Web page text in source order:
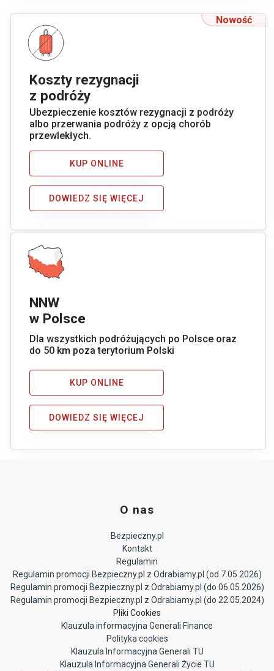
Koszty rezygnacji
z podróży
Nowość
Ubezpieczenie kosztów rezygnacji z podróży
albo przerwania podróży z opcją chorób
przewlekłych.
KUP ONLINE
DOWIEDZ SIĘ WIĘCEJ
NNW
w Polsce
Dla wszystkich podróżujących po Polsce oraz
do 50 km poza terytorium Polski
KUP ONLINE
DOWIEDZ SIĘ WIĘCEJ
O nas
Bezpieczny.pl
Kontakt
Regulamin
Regulamin promocji Bezpieczny.pl z Odrabiamy.pl (od 7.05.2026)
Regulamin promocji Bezpieczny.pl z Odrabiamy.pl (do 06.05.2026)
Regulamin promocji Bezpieczny.pl z Odrabiamy.pl (do 22.05.2024)
Pliki Cookies
Klauzula informacyjna Generali Finance
Polityka cookies
Klauzula Informacyjna Generali TU
Klauzula Informacyjna Generali Życie TU